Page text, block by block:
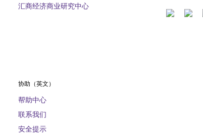
汇商经济商业研究中心
协助（英文）
帮助中心
联系我们
安全提示